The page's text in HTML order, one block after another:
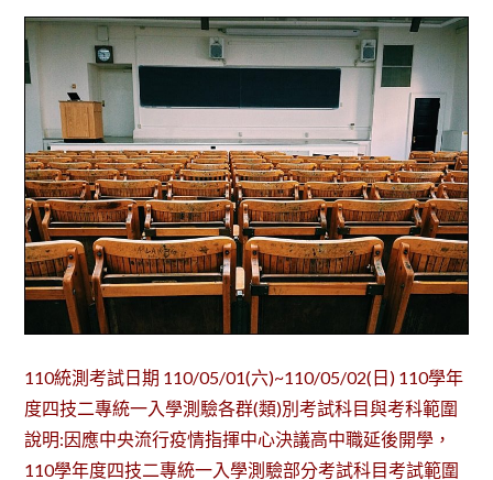
110統測考試日期 110/05/01(六)~110/05/02(日) 110學年
度四技二專統一入學測驗各群(類)別考試科目與考科範圍
說明:因應中央流行疫情指揮中心決議高中職延後開學，
110學年度四技二專統一入學測驗部分考試科目考試範圍